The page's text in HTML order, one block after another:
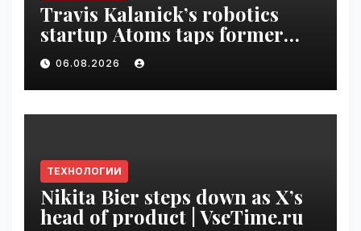
Travis Kalanick’s robotics
startup Atoms taps former
Uber finance chief as CFO |
VseTime.ru
06.08.2026
ТЕХНОЛОГИИ
Nikita Bier steps down as X’s
head of product | VseTime.ru